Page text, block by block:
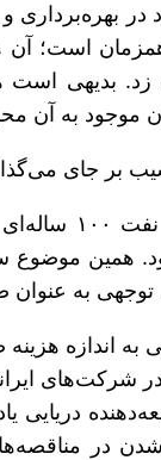
در
است؛ آن
زد. بدیهی
موجود به آن
به روشنی با
منظر
همین موضوع
توجهی به
حتی
شرکت‌های
مناقصه‌ها